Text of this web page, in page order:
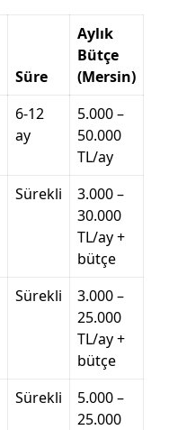
Süre
Aylık
Bütçe
(Mersin)
6-12
ay
5.000 –
50.000
TL/ay
Sürekli
3.000 –
30.000
TL/ay +
bütçe
Sürekli
3.000 –
25.000
TL/ay +
bütçe
Sürekli
5.000 –
25.000